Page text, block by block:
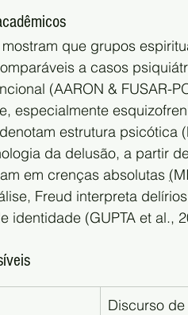
que grupos
a casos
(AARON & FUSAR-
especialmente
estrutura psicótica
da delusão, a partir
em crenças absolutas (
Freud interpreta
identidade (GUPTA et al.,
Discurso